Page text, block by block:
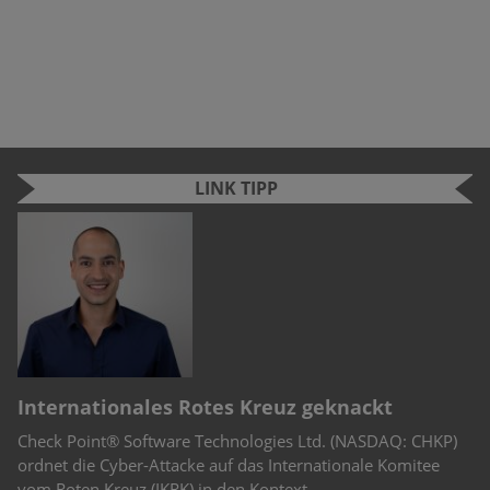
LINK TIPP
Internationales Rotes Kreuz geknackt
Check Point® Software Technologies Ltd. (NASDAQ: CHKP)
ordnet die Cyber-Attacke auf das Internationale Komitee